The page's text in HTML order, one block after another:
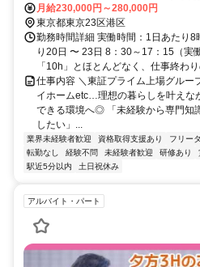
月給230,000円～280,000円
東京都東京23区港区
勤務時間詳細 実働時間：1日あたり
り20日 〜 23日 8：30～17：15（実
「10h」とほとんどなく、仕事終わ
仕事内容 ＼東証プライム上場グルー
イホームetc…理想の暮らしを叶えな
できる環境へ◎ 「未経験から専門知
したい」...
業界未経験者歓迎 資格取得支援あり フリー
転勤なし
経験不問 未経験者歓迎 研修あり
駅近5分以内
土日祝休み
アルバイト・パート